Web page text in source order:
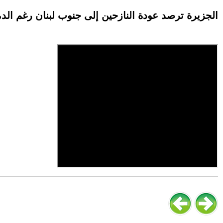
الجزيرة ترصد عودة النازحين إلى جنوب لبنان رغم